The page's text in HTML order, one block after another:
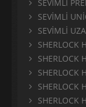
SEVİMLİ
SEVİMLİ
SEVİMLİ
SHERLOCK
SHERLOCK
SHERLOCK
SHERLOCK
SHERLOCK